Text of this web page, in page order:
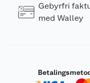
Gebyrfri
med Walley